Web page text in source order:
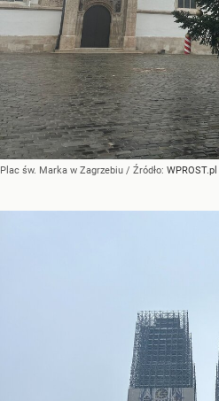
Plac św. Marka w Zagrzebiu / Źródło: WPROST.pl